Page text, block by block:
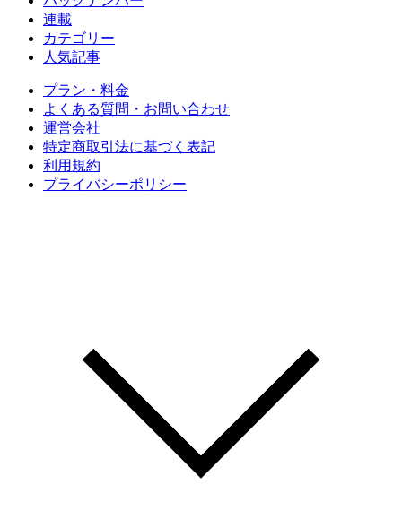
連載
カテゴリー
人気記事
プラン・料金
よくある質問・お問い合わせ
運営会社
特定商取引法に基づく表記
利用規約
プライバシーポリシー